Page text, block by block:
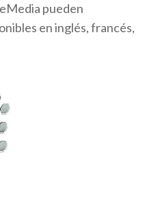
pueden
en inglés, francés,